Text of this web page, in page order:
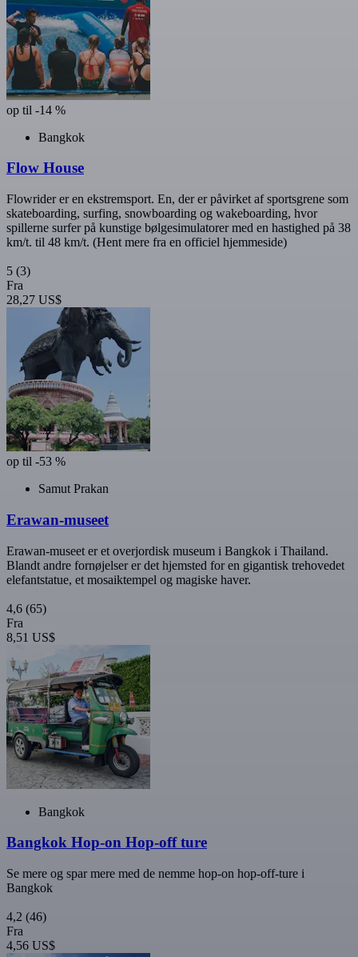
op til -14 %
Bangkok
Flow House
Flowrider er en ekstremsport. En, der er påvirket af sportsgrene som
skateboarding, surfing, snowboarding og wakeboarding, hvor
spillerne surfer på kunstige bølgesimulatorer med en hastighed på 38
km/t. til 48 km/t. (Hent mere fra en officiel hjemmeside)
5 (3)
Fra
28,27 US$
op til -53 %
Samut Prakan
Erawan-museet
Erawan-museet er et overjordisk museum i Bangkok i Thailand.
Blandt andre fornøjelser er det hjemsted for en gigantisk trehovedet
elefantstatue, et mosaiktempel og magiske haver.
4,6 (65)
Fra
8,51 US$
Bangkok
Bangkok Hop-on Hop-off ture
Se mere og spar mere med de nemme hop-on hop-off-ture i
Bangkok
4,2 (46)
Fra
4,56 US$